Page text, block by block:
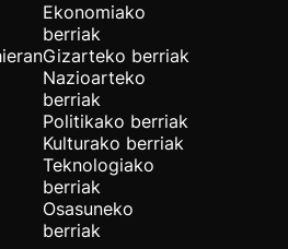
Ekonomiako
berriak
Gizarteko berriak
Nazioarteko
berriak
Politikako berriak
Kulturako berriak
Teknologiako
berriak
Osasuneko
berriak